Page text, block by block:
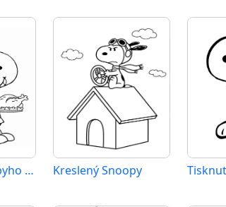
Obrázek Snoopyho zdarma Kreslený Snoopy